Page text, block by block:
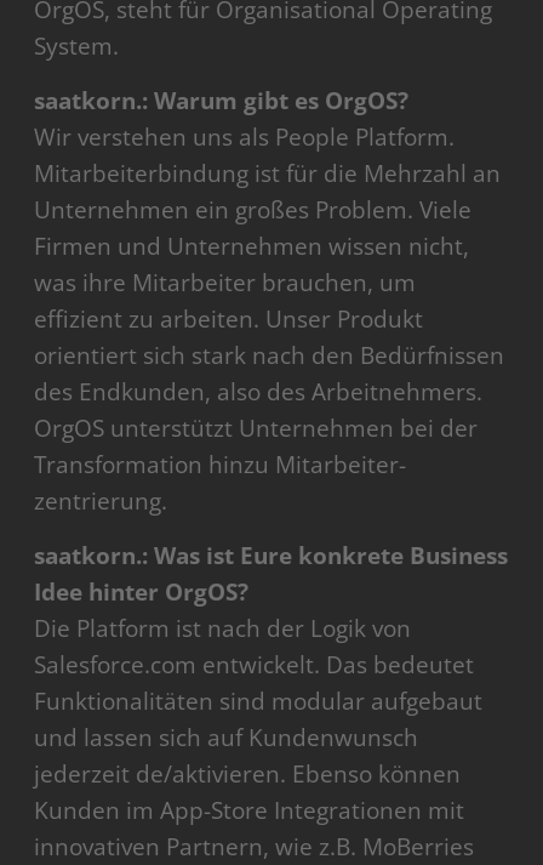
OrgOS, steht für Organisational Operating
System.
saatkorn.: Warum gibt es OrgOS?
Wir verstehen uns als People Platform.
Mitarbeiterbindung ist für die Mehrzahl an
Unternehmen ein großes Problem. Viele
Firmen und Unternehmen wissen nicht,
was ihre Mitarbeiter brauchen, um
effizient zu arbeiten. Unser Produkt
orientiert sich stark nach den Bedürfnissen
des Endkunden, also des Arbeitnehmers.
OrgOS unterstützt Unternehmen bei der
Transformation hinzu Mitarbeiter-
zentrierung.
saatkorn.: Was ist Eure konkrete Business
Idee hinter OrgOS?
Die Platform ist nach der Logik von
Salesforce.com entwickelt. Das bedeutet
Funktionalitäten sind modular aufgebaut
und lassen sich auf Kundenwunsch
jederzeit de/aktivieren. Ebenso können
Kunden im App-Store Integrationen mit
innovativen Partnern, wie z.B. MoBerries